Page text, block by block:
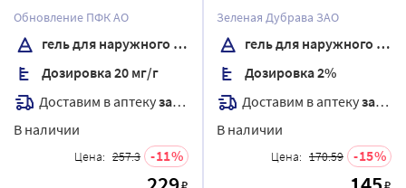
применения 40 гр
Обновление ПФК АО
гель для наружного применения
Дозировка 20 мг/г
Доставим в аптекузавтра
В наличии
Цена: 257.3 11
применения 40 гр
Зеленая Дубрава ЗАО
гель для наружного применения
Дозировка 2%
Доставим в аптекузавтра
В наличии
Цена: 170.59 15